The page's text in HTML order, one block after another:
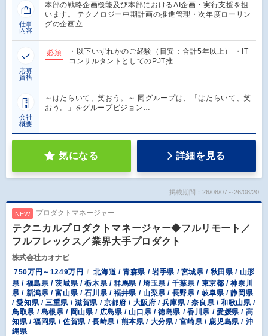
仕事
内容
本部の戦略企画機能及び本部におけるAI企画・実行支援を担
います。 テクノロジー中期計画の推進管理・次年度ローリン
グの企画立…
応募
資格
必須
・以下いずれかのご経験（目安：合計5年以上） ・IT
コンサルタントとしてのPJT推…
会社
概要
～はたらいて、笑おう。～ 同グループは、「はたらいて、笑
おう。」をグループビジョン…
気になる 詳細を見る
掲載期間：26/08/07～26/08/20
NEW プロダクトマネージャー
テクニカルプロダクトマネージャー◆フルリモート／
フルフレックス／業界大手プロダクト
株式会社カオナビ
750万円～1249万円
北海道 / 青森県 / 岩手県 / 宮城県 / 秋田県 / 山形
県 / 福島県 / 茨城県 / 栃木県 / 群馬県 / 埼玉県 / 千葉県 / 東京都 / 神奈川
県 / 新潟県 / 富山県 / 石川県 / 福井県 / 山梨県 / 長野県 / 岐阜県 / 静岡県
/ 愛知県 / 三重県 / 滋賀県 / 京都府 / 大阪府 / 兵庫県 / 奈良県 / 和歌山県 /
鳥取県 / 島根県 / 岡山県 / 広島県 / 山口県 / 徳島県 / 香川県 / 愛媛県 / 高
知県 / 福岡県 / 佐賀県 / 長崎県 / 熊本県 / 大分県 / 宮崎県 / 鹿児島県 / 沖
縄県